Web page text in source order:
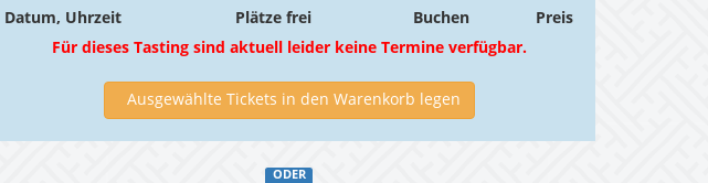
Datum, Uhrzeit Plätze frei Buchen
Preis
Für dieses Tasting sind aktuell leider keine Termine verfügbar.
Ausgewählte Tickets in den Warenkorb legen
ODER